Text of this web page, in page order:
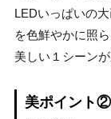
LEDいっぱいの
を色鮮やかに照
美しい１シーン
美ポイント